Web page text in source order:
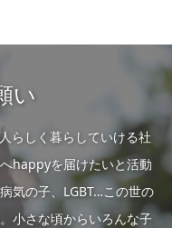
い
らしく暮らしていける社
happyを届けたいと活動
気の子、LGBT…この世の
小さな頃からいろんな子